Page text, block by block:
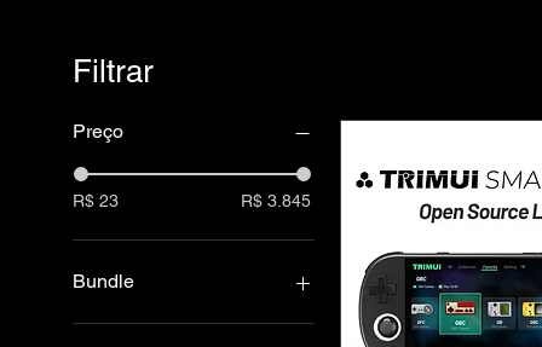
Filtrar
Preço
R$ 23 R$ 3.845
Bundle
128G(12K Games)